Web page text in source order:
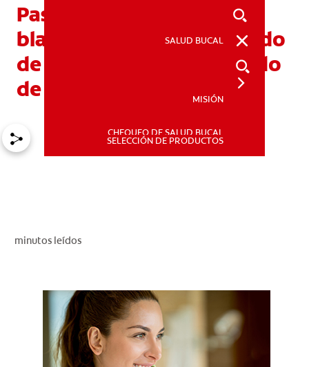
SALUD BUCAL
CUPONES
DÓNDE COMPRAR
SALUD BUCAL
MISIÓN
CHEQUEO DE SALUD BUCAL
SELECCIÓN DE PRODUCTOS
Pastas de dientes
blanqueadoras: El peróxido
de hidrógeno y el peróxido
de carbamida
minutos leídos